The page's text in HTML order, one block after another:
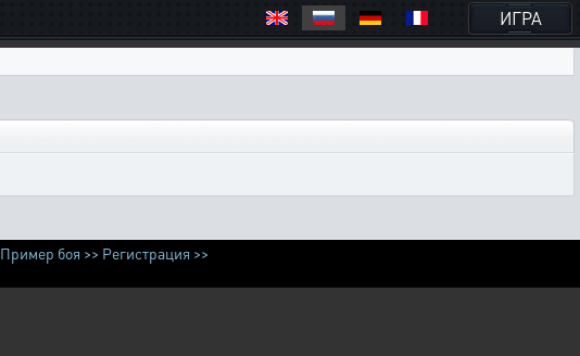
ИГРА
Пример боя >> Регистрация >>